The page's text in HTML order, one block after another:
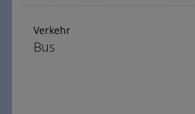
Verkehr
Bus